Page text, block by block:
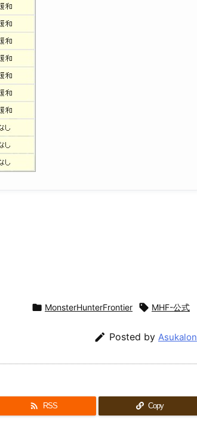
 MonsterHunterFrontier  MHF-公式
 Posted by Asukalon
 RSS Copy